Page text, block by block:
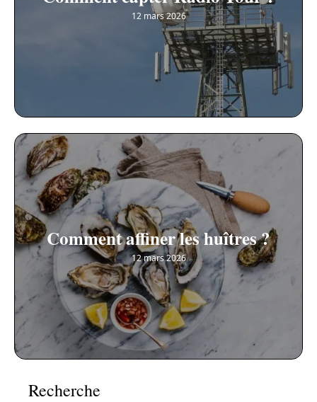
12 mars 2026
Comment affiner les huîtres ?
12 mars 2026
Recherche